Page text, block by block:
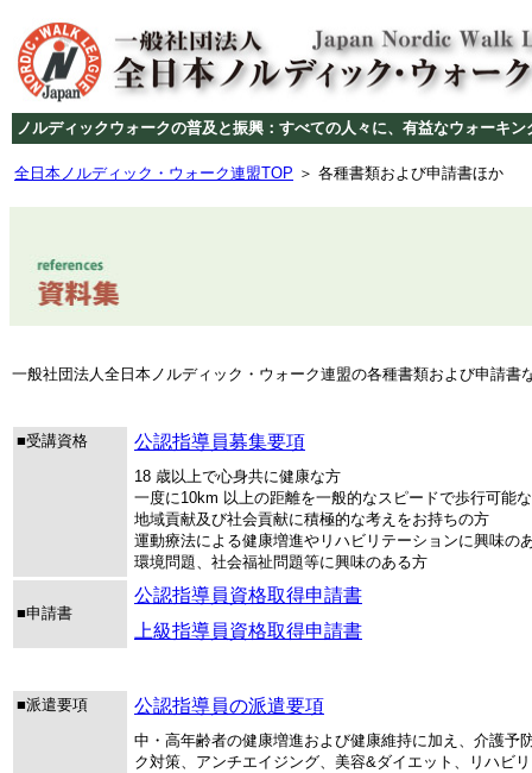
ノルディックウォークの普及と振興：すべての人々に、有益なウォーキン
全日本ノルディック・ウォーク連盟TOP ＞ 各種書類および申請書ほか
一般社団法人全日本ノルディック・ウォーク連盟の各種書類および申請書
■受講資格 公認指導員募集要項
18 歳以上で心身共に健康な方
一度に10km 以上の距離を一般的なスピードで歩行可能
地域貢献及び社会貢献に積極的な考えをお持ちの方
運動療法による健康増進やリハビリテーションに興味の
環境問題、社会福祉問題等に興味のある方
■申請書
公認指導員資格取得申請書
上級指導員資格取得申請書
■派遣要項 公認指導員の派遣要項
中・高年齢者の健康増進および健康維持に加え、介護予
ク対策、アンチエイジング、美容&ダイエット、リハビ